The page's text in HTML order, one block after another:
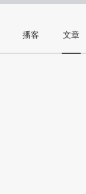
播客 文章